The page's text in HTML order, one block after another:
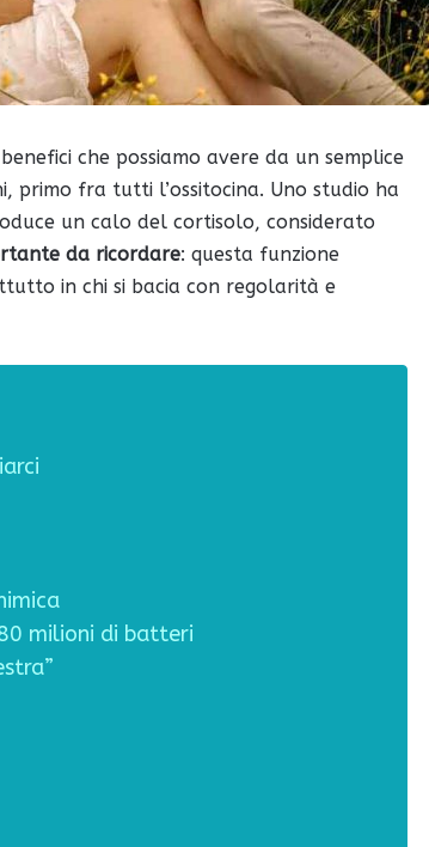
che possiamo avere da un semplice
primo fra tutti l’ossitocina. Uno studio ha
un calo del cortisolo, considerato
da ricordare: questa funzione
in chi si bacia con regolarità e
milioni di batteri